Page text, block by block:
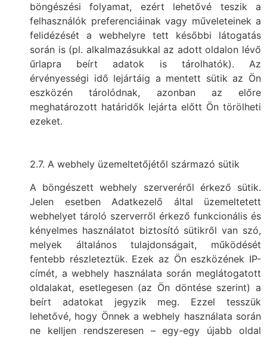
böngészési folyamat, ezért lehetővé teszik a
felhasználók preferenciáinak vagy műveleteinek a
felidézését a webhelyre tett későbbi látogatás
során is (pl. alkalmazásukkal az adott oldalon lévő
űrlapra beírt adatok is tárolhatók). Az
érvényességi idő lejártáig a mentett sütik az Ön
eszközén tárolódnak, azonban az előre
meghatározott határidők lejárta előtt Ön törölheti
ezeket.
2.7. A webhely üzemeltetőjétől származó sütik
A böngészett webhely szerveréről érkező sütik.
Jelen esetben Adatkezelő által üzemeltetett
webhelyet tároló szerverről érkező funkcionális és
kényelmes használatot biztosító sütikről van szó,
melyek általános tulajdonságait, működését
fentebb részleteztük. Ezek az Ön eszközének IP-
címét, a webhely használata során meglátogatott
oldalakat, esetlegesen (az Ön döntése szerint) a
beírt adatokat jegyzik meg. Ezzel tesszük
lehetővé, hogy Önnek a webhely használata során
ne kelljen rendszeresen – egy-egy újabb oldal